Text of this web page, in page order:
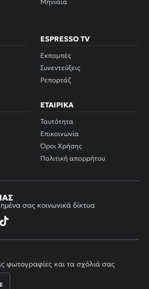
ESPRESSO TV
Εκπομπές
Συνεντεύξεις
Ρεπορτάζ
ΕΤΑΙΡΙΚΆ
Ταυτότητα
Επικοινωνία
Όροι Χρήσης
Πολιτική απορρήτου
σας κοινωνικά δίκτυα
φωτογραφίες και τα σχόλιά σας